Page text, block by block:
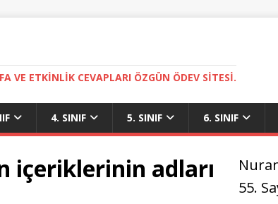
VE ETKINLIK CEVAPLARI ÖZGÜN ÖDEV SITESI.
4. SINIF 5. SINIF 6. SINIF
içeriklerinin adları
55.